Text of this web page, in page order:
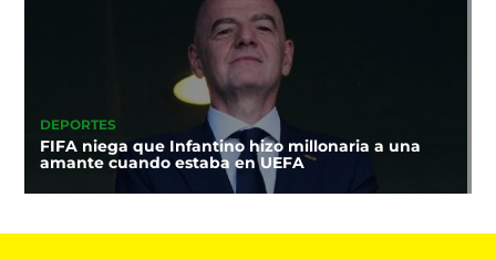
DEPORTES
FIFA niega que Infantino hizo millonaria a una
amante cuando estaba en UEFA